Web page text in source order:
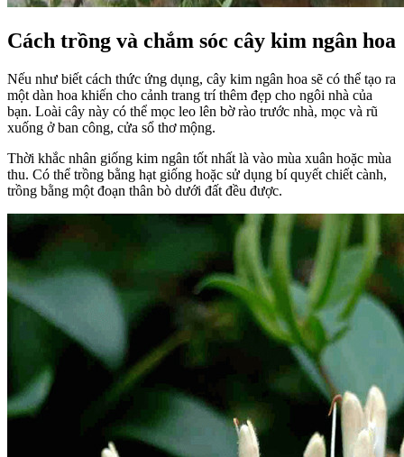
Cách trồng và chắm sóc cây kim ngân hoa
Nếu như biết cách thức ứng dụng, cây kim ngân hoa sẽ có thể tạo ra
một dàn hoa khiến cho cảnh trang trí thêm đẹp cho ngôi nhà của
bạn. Loài cây này có thể mọc leo lên bờ rào trước nhà, mọc và rũ
xuống ở ban công, cửa sổ thơ mộng.
Thời khắc nhân giống kim ngân tốt nhất là vào mùa xuân hoặc mùa
thu. Có thể trồng bằng hạt giống hoặc sử dụng bí quyết chiết cành,
trồng bằng một đoạn thân bò dưới đất đều được.